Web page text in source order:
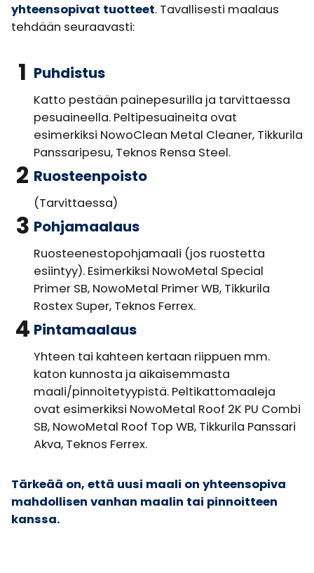
yhteensopivat tuotteet. Tavallisesti maalaus
tehdään seuraavasti:
1 Puhdistus
Katto pestään painepesurilla ja tarvittaessa
pesuaineella. Peltipesuaineita ovat
esimerkiksi NowoClean Metal Cleaner, Tikkurila
Panssaripesu, Teknos Rensa Steel.
2 Ruosteenpoisto
(Tarvittaessa)
3 Pohjamaalaus
Ruosteenestopohjamaali (jos ruostetta
esiintyy). Esimerkiksi NowoMetal Special
Primer SB, NowoMetal Primer WB, Tikkurila
Rostex Super, Teknos Ferrex.
4 Pintamaalaus
Yhteen tai kahteen kertaan riippuen mm.
katon kunnosta ja aikaisemmasta
maali/pinnoitetyypistä. Peltikattomaaleja
ovat esimerkiksi NowoMetal Roof 2K PU Combi
SB, NowoMetal Roof Top WB, Tikkurila Panssari
Akva, Teknos Ferrex.
Tärkeää on, että uusi maali on yhteensopiva
mahdollisen vanhan maalin tai pinnoitteen
kanssa.